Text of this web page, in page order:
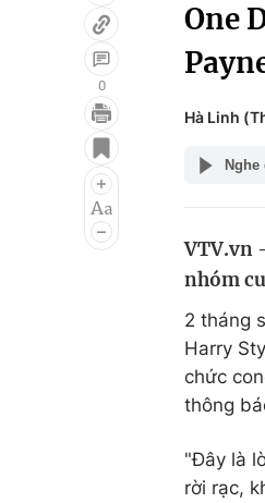
Điện ảnh
Âm nhạc
0
One
Hà Linh
Nghe
VTV.vn
nhóm
2 tháng
Harry
chức
thông
"Đây là
rời rạc,